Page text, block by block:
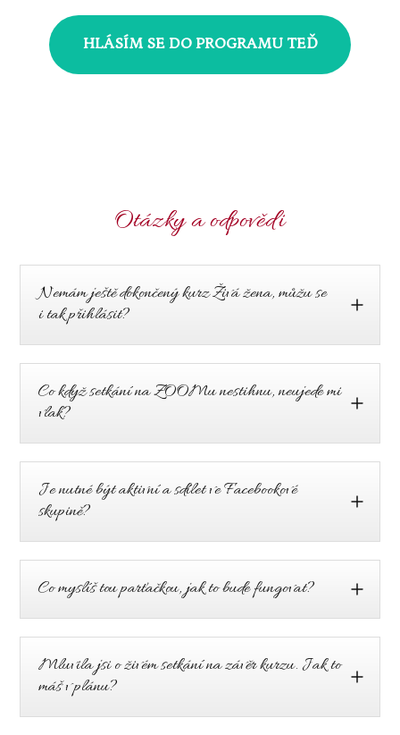
HLÁSÍM SE DO PROGRAMU TEĎ
Otázky a odpovědi
Nemám ještě dokončený kurz Živá žena, můžu se
i tak přihlásit?
Co když setkání na ZOOMu nestihnu, neujede mi
vlak?
Je nutné být aktivní a sdílet ve Facebookové
skupině?
Co myslíš tou parťačkou, jak to bude fungovat?
Mluvila jsi o živém setkání na závěr kurzu. Jak to
máš v plánu?